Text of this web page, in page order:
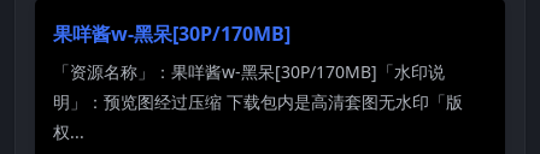
果咩酱w-黑呆[30P/170MB]
「资源名称」：果咩酱w-黑呆[30P/170MB]「水印说
明」：预览图经过压缩 下载包内是高清套图无水印「版
权...